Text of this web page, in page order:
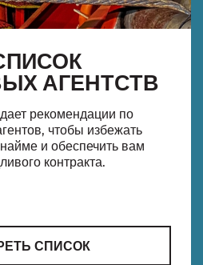
АГЕНТСТВ
рекомендации по
чтобы избежать
и обеспечить вам
контракта.
СПИСОК